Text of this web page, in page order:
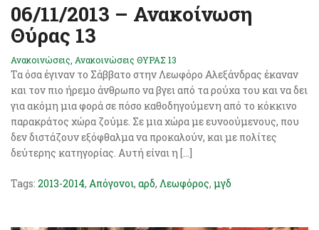
06/11/2013 – Ανακοίνωση
Θύρας 13
Ανακοινώσεις Ανακοινώσεις ΘΥΡΑΣ 13
Τα όσα έγιναν το Σάββατο στην Λεωφόρο Αλεξάνδρας έκαναν
και τον πιο ήρεμο άνθρωπο να βγει από τα ρούχα του και να δει
για ακόμη μια φορά σε πόσο καθοδηγούμενη από το κόκκινο
παρακράτος χώρα ζούμε. Σε μια χώρα με ευνοούμενους, που
δεν διστάζουν εξόφθαλμα να προκαλούν, και με πολίτες
δεύτερης κατηγορίας. Αυτή είναι η […]
Tags: 2013-2014, Απόγονοι, αρδ, Λεωφόρος, μγδ